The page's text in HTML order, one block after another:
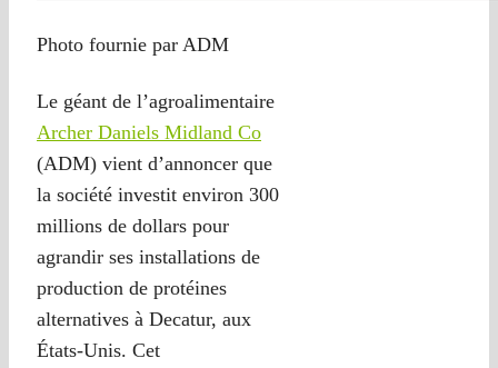
Photo fournie par ADM
Le géant de l’agroalimentaire
Archer Daniels Midland Co
(ADM) vient d’annoncer que
la société investit environ 300
millions de dollars pour
agrandir ses installations de
production de protéines
alternatives à Decatur, aux
États-Unis. Cet